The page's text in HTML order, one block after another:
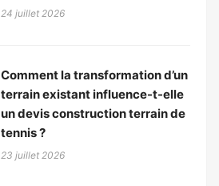
24 juillet 2026
Comment la transformation d’un
terrain existant influence-t-elle
un devis construction terrain de
tennis ?
23 juillet 2026